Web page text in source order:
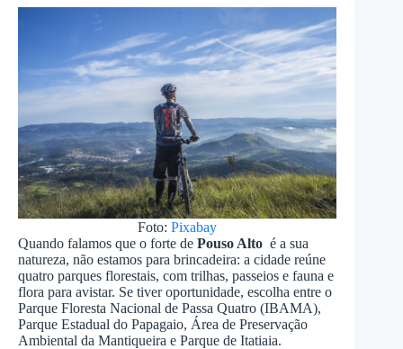
Foto:Pixabay
Quando falamos que o forte de Pouso Alto é a sua
natureza, não estamos para brincadeira: a cidade reúne
quatro parques florestais, com trilhas, passeios e fauna e
flora para avistar. Se tiver oportunidade, escolha entre o
Parque Floresta Nacional de Passa Quatro (IBAMA),
Parque Estadual do Papagaio, Área de Preservação
Ambiental da Mantiqueira e Parque de Itatiaia.